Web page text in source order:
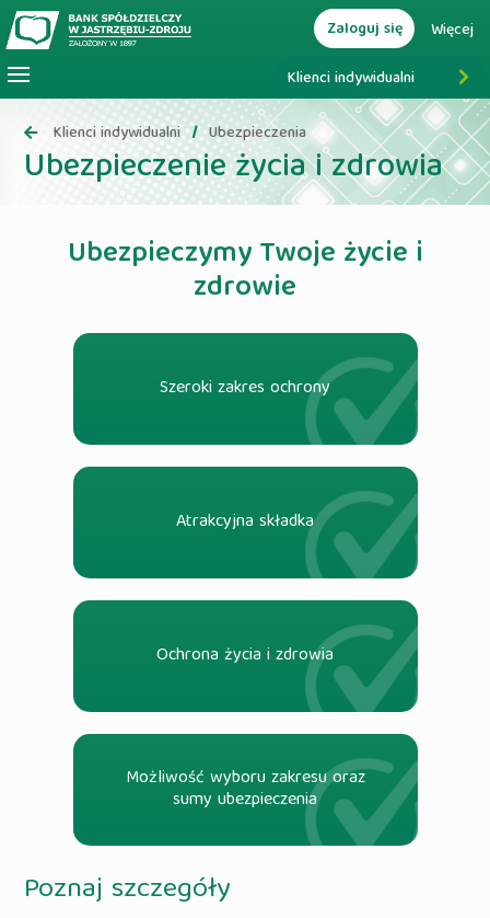
Klienci indywidualni
Zaloguj się Więcej
Klienci indywidualni Ubezpieczenia
Ubezpieczenie życia i zdrowia
Ubezpieczymy Twoje życie i
zdrowie
Szeroki zakres ochrony
Atrakcyjna składka
Ochrona życia i zdrowia
Możliwość wyboru zakresu oraz
sumy ubezpieczenia
Poznaj szczegóły